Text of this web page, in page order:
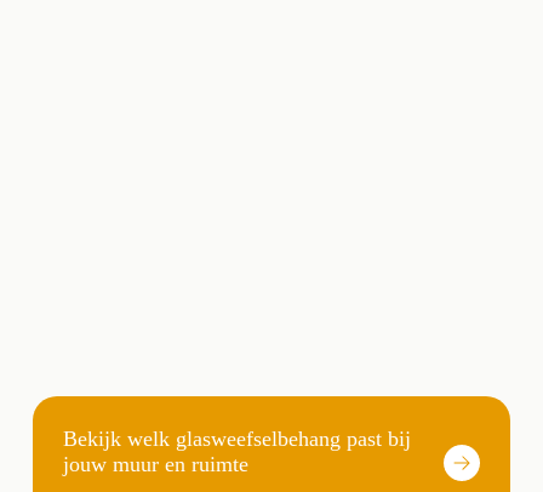
Bekijk welk glasweefselbehang past bij
jouw muur en ruimte